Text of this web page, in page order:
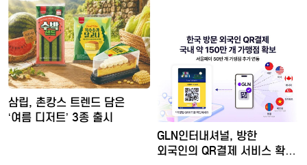
삼립, 촌캉스 트렌드 담은
‘여름 디저트’ 3종 출시
GLN인터내셔널, 방한
외국인의 QR결제 서비스 확장